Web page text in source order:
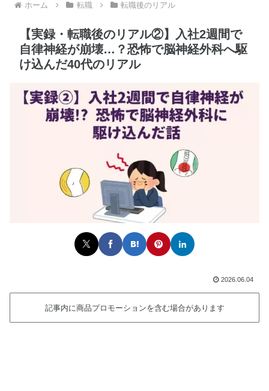
ホーム 転職 転職後のリアル
【実録・転職後のリアル②】入社2週間で
自律神経が崩壊…？恐怖で脳神経外科へ駆
け込んだ40代のリアル
2026.06.04
記事内に商品プロモーションを含む場合があります